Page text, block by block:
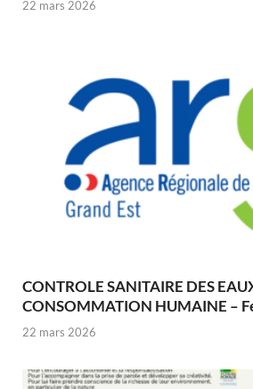
22 mars 2026
CONTROLE SANITAIRE DES
CONSOMMATION HUMAINE –
22 mars 2026